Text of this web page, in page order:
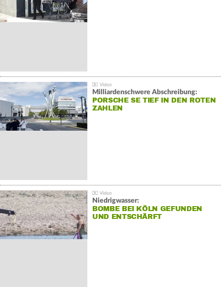
Milliardenschwere Abschreibung:
PORSCHE SE TIEF IN DEN ROTEN
ZAHLEN
Niedrigwasser:
BOMBE BEI KÖLN GEFUNDEN
UND ENTSCHÄRFT